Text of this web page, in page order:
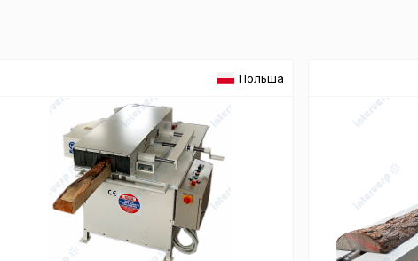
Польша
периода
cookie (в т.ч.
в нижней или
Перед тем
можете
,